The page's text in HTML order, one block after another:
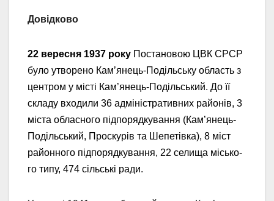
Довідково
22 ве­рес­ня 1937 ро­ку Пос­та­но­вою ЦВК СРСР
бу­ло ут­во­ре­но Кам’янець­-По­діль­ську об­ласть з
цен­тром у міс­ті Кам’янець-По­діль­ський. До її
складу вхо­дили 36 ад­мі­ніс­тра­тив­них районів, 3
міс­та об­ласно­го під­по­ряд­ку­ван­ня (Кам’янець­-
По­діль­ський, Прос­ку­рів та Ше­пе­тів­ка), 8 міст
район­но­го під­по­ряд­ку­ван­ня, 22 се­ли­ща місь­ко­
го ти­пу, 474 сіль­ські ра­ди.